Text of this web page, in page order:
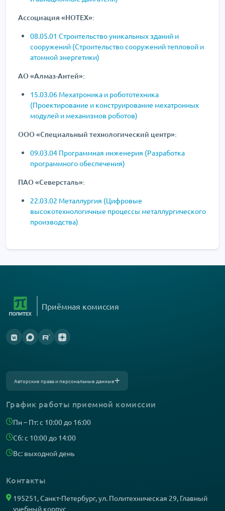
Ассоциация «НОТЕХ»:
08.05.01 Строительство уникальных зданий и
сооружений (Строительство сооружений тепловой и
атомной энергетики)
АО «Алмаз-Антей»:
15.03.06 Мехатроника и робототехника
(Проектирование и конструирование мехатронных
модулей и механизмов роботов)
ООО «Специальный технологический центр»:
09.03.04 Программная инженерия (Разработка
программного обеспечения)
ПАО «Северсталь»:
22.03.02 Металлургия (Цифровые
высокотехнологичные процессы металлургического
производства)
Приёмная комиссия
Авторские права и персональные данные
Фотографии размещены с согласия
о персональных данных. Согласно ст. 152.1
все фотоматериалы являются объектами
авторского права. Их копирование
и дальнейшее использование без
письменного согласия правообладателя
запрещено.
График работы приемной комиссии
Пн – Пт: с 10:00 до 16:00
Сб: с 10:00 до 14:00
Вс: выходной день
Контакты
195251, Санкт-Петербург, ул. Политехническая 29, Главный
учебный корпус